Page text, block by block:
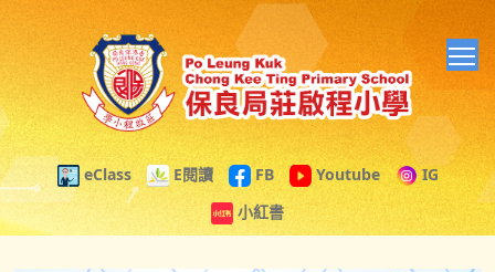
eClass E閱讀 FB Youtube
IG
小紅書